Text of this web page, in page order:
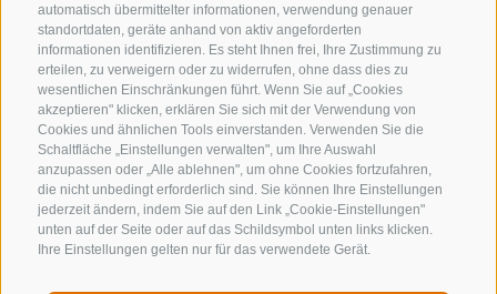
automatisch übermittelter informationen, verwendung genauer
standortdaten, geräte anhand von aktiv angeforderten
informationen identifizieren. Es steht Ihnen frei, Ihre Zustimmung zu
erteilen, zu verweigern oder zu widerrufen, ohne dass dies zu
wesentlichen Einschränkungen führt. Wenn Sie auf „Cookies
akzeptieren" klicken, erklären Sie sich mit der Verwendung von
Cookies und ähnlichen Tools einverstanden. Verwenden Sie die
Schaltfläche „Einstellungen verwalten", um Ihre Auswahl
anzupassen oder „Alle ablehnen", um ohne Cookies fortzufahren,
die nicht unbedingt erforderlich sind. Sie können Ihre Einstellungen
jederzeit ändern, indem Sie auf den Link „Cookie-Einstellungen"
unten auf der Seite oder auf das Schildsymbol unten links klicken.
Ihre Einstellungen gelten nur für das verwendete Gerät.
NEWSLETTER
Bleib am Laufenden
Newsletter Anmelden